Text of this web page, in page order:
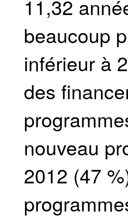
11,32
beaucoup
inférieur à
des
nouveau
2012 (47